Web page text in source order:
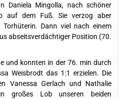
Daniela Mingolla, nach schöner
auf dem Fuß. Sie verzog aber
Dann viel nach einem
abseitsverdächtiger Position (70.
und konnten in der 76. min durch
Weisbrodt das 1:1 erzielen. Die
Vanessa Gerlach und Nathalie
großes Lob unseren beiden